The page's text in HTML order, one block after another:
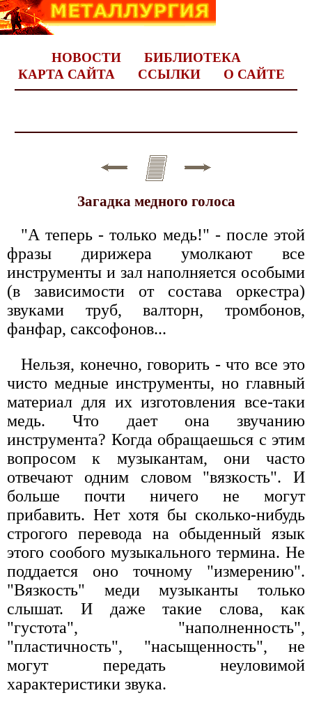
НОВОСТИ
БИБЛИОТЕКА
КАРТА САЙТА
ССЫЛКИ О САЙТЕ
Загадка медного голоса
"А теперь - только медь!" - после этой
фразы дирижера умолкают все
инструменты и зал наполняется особыми
(в зависимости от состава оркестра)
звуками труб, валторн, тромбонов,
фанфар, саксофонов...
Нельзя, конечно, говорить - что все это
чисто медные инструменты, но главный
материал для их изготовления все-таки
медь. Что дает она звучанию
инструмента? Когда обращаешься с этим
вопросом к музыкантам, они часто
отвечают одним словом "вязкость". И
больше почти ничего не могут
прибавить. Нет хотя бы сколько-нибудь
строгого перевода на обыденный язык
этого сообого музыкального термина. Не
поддается оно точному "измерению".
"Вязкость" меди музыканты только
слышат. И даже такие слова, как
"густота", "наполненность",
"пластичность", "насыщенность", не
могут передать неуловимой
характеристики звука.